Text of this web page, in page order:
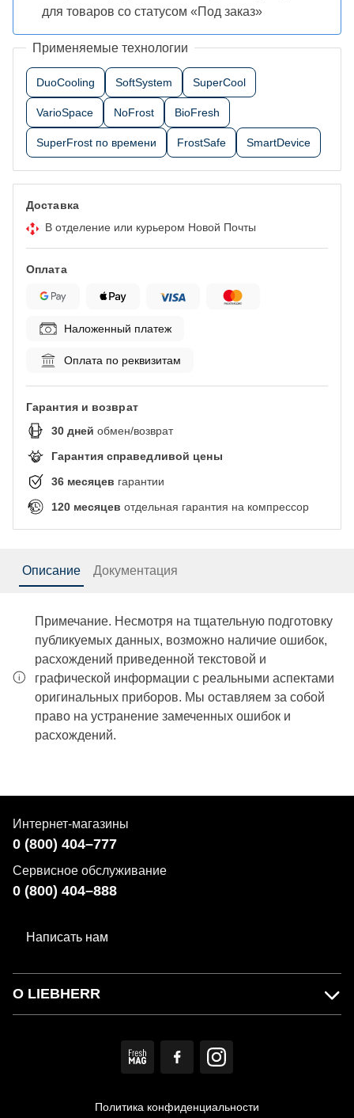
для товаров со статусом «Под заказ»
Применяемые технологии
DuoCooling SoftSystem SuperCool
VarioSpace NoFrost BioFresh
SuperFrost по времени FrostSafe SmartDevice
Доставка
В отделение или курьером Новой Почты
Оплата
Наложенный платеж
Оплата по реквизитам
Гарантия и возврат
30 дней обмен/возврат
Гарантия справедливой цены
36 месяцев гарантии
120 месяцев отдельная гарантия на компрессор
Описание Документация
Примечание. Несмотря на тщательную подготовку
публикуемых данных, возможно наличие ошибок,
расхождений приведенной текстовой и
графической информации с реальными аспектами
оригинальных приборов. Мы оставляем за собой
право на устранение замеченных ошибок и
расхождений.
Интернет-магазины
0 (800) 404–777
Сервисное обслуживание
0 (800) 404–888
Написать нам
О LIEBHERR
Политика конфиденциальности